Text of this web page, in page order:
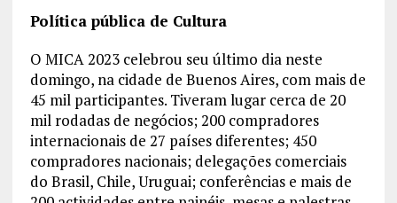
Política pública de Cultura
O MICA 2023 celebrou seu último dia neste
domingo, na cidade de Buenos Aires, com mais de
45 mil participantes. Tiveram lugar cerca de 20
mil rodadas de negócios; 200 compradores
internacionais de 27 países diferentes; 450
compradores nacionais; delegações comerciais
do Brasil, Chile, Uruguai; conferências e mais de